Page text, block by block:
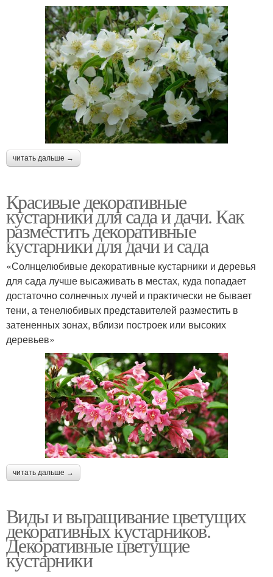
читать дальше →
Красивые декоративные
кустарники для сада и дачи. Как
разместить декоративные
кустарники для дачи и сада
«Солнцелюбивые декоративные кустарники и деревья
для сада лучше высаживать в местах, куда попадает
достаточно солнечных лучей и практически не бывает
тени, а тенелюбивых представителей разместить в
затененных зонах, вблизи построек или высоких
деревьев»
читать дальше →
Виды и выращивание цветущих
декоративных кустарников.
Декоративные цветущие
кустарники